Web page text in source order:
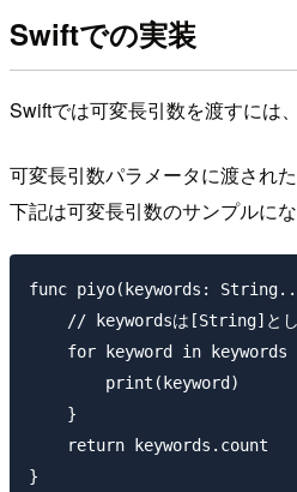
Swiftでの実装
Swiftでは可変長引数を渡すには、
可変長引数パラメータに渡され
下記は可変長引数のサンプルにな
func piyo(keywords:
// keywordsは[String]とし
for keyword in keywords
        print(keyword)
    }
    return keywords.count
}